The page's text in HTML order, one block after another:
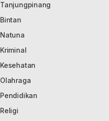
Tanjungpinang
Bintan
Natuna
Kriminal
Kesehatan
Olahraga
Pendidikan
Religi